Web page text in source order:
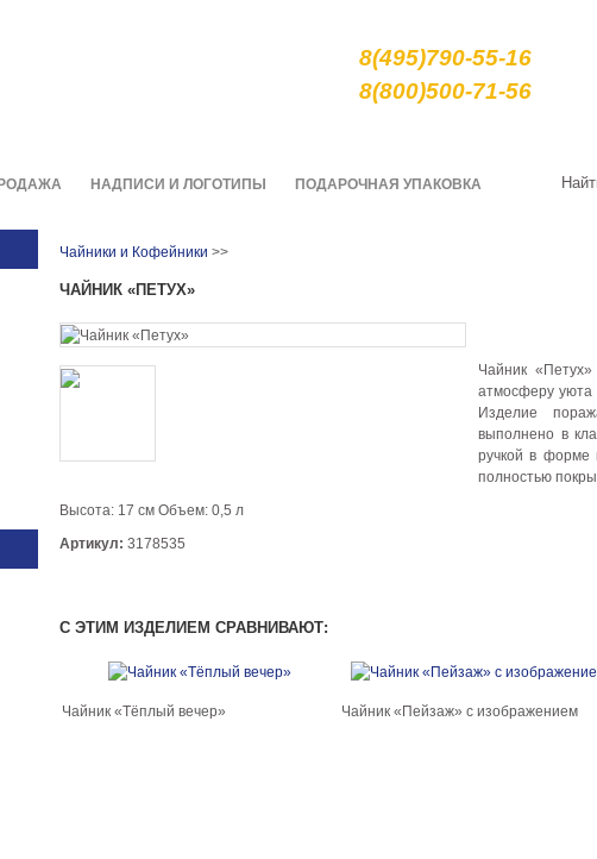
8(495)790-55-16
8(800)500-71-56
НАДПИСИ И ЛОГОТИПЫ ПОДАРОЧНАЯ УПАКОВКА
Чайники и Кофейники >>
ЧАЙНИК «ПЕТУХ»
Чайник
атмосферу уюта
Изделие
выполнено в
ручкой в форме
полностью
Высота: 17 см Объем: 0,5 л
Артикул: 3178535
С ЭТИМ ИЗДЕЛИЕМ СРАВНИВАЮТ:
Чайник «Тёплый вечер» Чайник «Пейзаж» с изображением